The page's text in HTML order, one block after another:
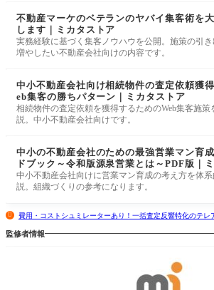
不動産マーケのベテランのヤバイ集客術を
します｜ミカタストア
実務経験に基づく集客ノウハウを公開。施策の引き
増やしたい不動産会社向けの内容です。
中小不動産会社向け相続物件の査定依頼獲
eb集客の勝ちパターン｜ミカタストア
相続物件の査定依頼を獲得するためのWeb集客施策
説。中小不動産会社向けです。
中小の不動産会社のための最強営業マン育
ドブック～令和版源泉営業とは～PDF版｜
ストア
中小不動産会社向けに営業マン育成の考え方を体
説。組織づくりの参考になります。
費用・コストシュミレーターあり！一括査定反響特化のテレ
監修者情報